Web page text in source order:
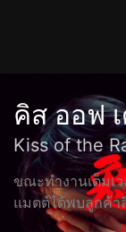
คิส ออฟ
Kiss of the
ขณะทำงานเต็มเ
แมตต์ได้พบลูกค้า